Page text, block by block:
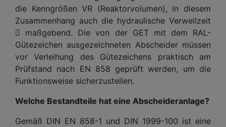
die Kenngrößen VR (Reaktorvolumen), in diesem
Zusammenhang auch die hydraulische Verweilzeit
 maßgebend. Die von der GET mit dem RAL-
Gütezeichen ausgezeichneten Abscheider müssen
vor Verleihung des Gütezeichens praktisch am
Prüfstand nach EN 858 geprüft werden, um die
Funktionsweise sicherzustellen.
Welche Bestandteile hat eine Abscheideranlage?
Gemäß DIN EN 858-1 und DIN 1999-100 ist eine